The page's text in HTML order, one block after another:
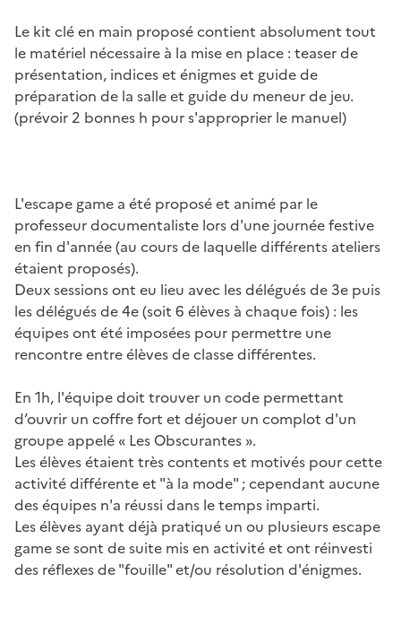
Le kit clé en main proposé contient absolument tout
le matériel nécessaire à la mise en place : teaser de
présentation, indices et énigmes et guide de
préparation de la salle et guide du meneur de jeu.
(prévoir 2 bonnes h pour s'approprier le manuel)
L'escape game a été proposé et animé par le
professeur documentaliste lors d'une journée festive
en fin d'année (au cours de laquelle différents ateliers
étaient proposés).
Deux sessions ont eu lieu avec les délégués de 3e puis
les délégués de 4e (soit 6 élèves à chaque fois) : les
équipes ont été imposées pour permettre une
rencontre entre élèves de classe différentes.
En 1h, l'équipe doit trouver un code permettant
d’ouvrir un coffre fort et déjouer un complot d'un
groupe appelé « Les Obscurantes ».
Les élèves étaient très contents et motivés pour cette
activité différente et "à la mode" ; cependant aucune
des équipes n'a réussi dans le temps imparti.
Les élèves ayant déjà pratiqué un ou plusieurs escape
game se sont de suite mis en activité et ont réinvesti
des réflexes de "fouille" et/ou résolution d'énigmes.